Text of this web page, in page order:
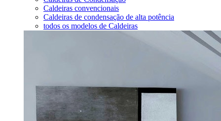
Caldeiras convencionais
Caldeiras de condensação de alta potência
todos os modelos de Caldeiras